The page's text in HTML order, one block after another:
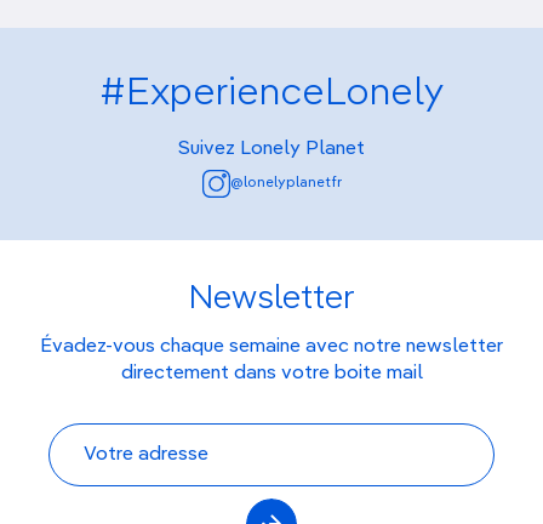
#ExperienceLonely
Suivez Lonely Planet
@lonelyplanetfr
Newsletter
Évadez-vous chaque semaine avec notre newsletter
directement dans votre boite mail